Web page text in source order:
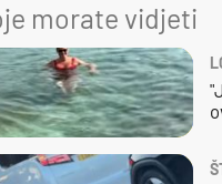
morate vidjeti